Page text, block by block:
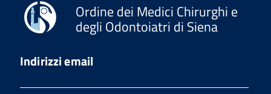
Ordine dei Medici Chirurghi e
degli Odontoiatri di Siena
Indirizzi email